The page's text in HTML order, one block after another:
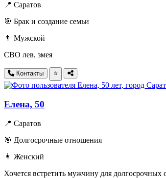
📍 Саратов
🎯 Брак и создание семьи
👨 Мужской
СВО лев, змея
Контакты ⭐
Елена, 50
📍 Саратов
🎯 Долгосрочные отношения
👩 Женский
Хочется встретить мужчину для долгосрочных